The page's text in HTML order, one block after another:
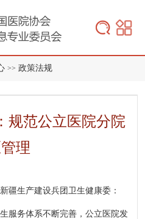
>> 政策法规
规范公立医院分院
理
生产建设兵团卫生健康委：
务体系不断完善，公立医院发